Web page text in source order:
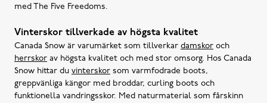
med The Five Freedoms.
Vinterskor tillverkade av högsta kvalitet
Canada Snow är varumärket som tillverkar damskor och
herrskor av högsta kvalitet och med stor omsorg. Hos Canada
Snow hittar du vinterskor som varmfodrade boots,
greppvänliga kängor med broddar, curling boots och
funktionella vandringsskor. Med naturmaterial som fårskinn